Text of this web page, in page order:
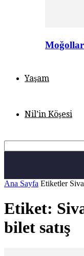
Moğollar
Yaşam
Nil’in Köşesi
Ana Sayfa Etiketler
Etiket:
bilet satış